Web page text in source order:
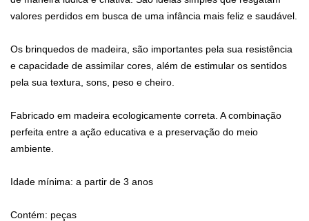
valores perdidos em busca de uma infância mais feliz e saudável.
Os brinquedos de madeira, são importantes pela sua resistência
e capacidade de assimilar cores, além de estimular os sentidos
pela sua textura, sons, peso e cheiro.
Fabricado em madeira ecologicamente correta. A combinação
perfeita entre a ação educativa e a preservação do meio
ambiente.
Idade mínima: a partir de 3 anos
Contém: peças